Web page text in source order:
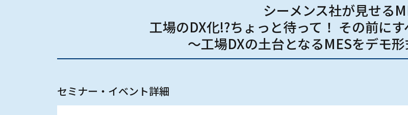
シーメンス社が見せる
工場のDX化!?ちょっと待って！​ その前に
～工場DXの土台となるMESをデモ
セミナー・イベント詳細